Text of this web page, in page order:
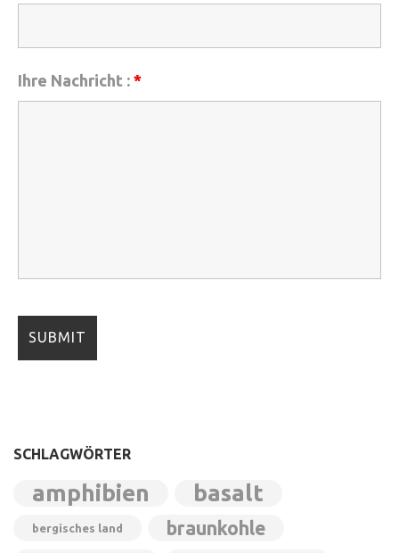
Ihre Nachricht : *
SCHLAGWÖRTER
amphibien basalt
bergisches land braunkohle